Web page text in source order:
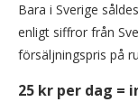
Bara i Sverige
enligt siffror från
försäljningspris på
25 kr per dag =